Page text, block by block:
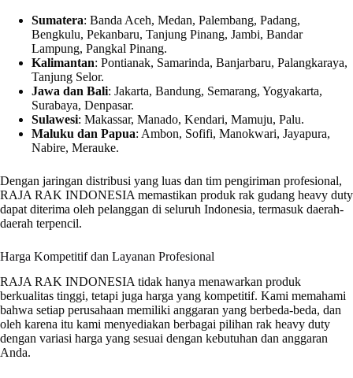
Sumatera: Banda Aceh, Medan, Palembang, Padang,
Bengkulu, Pekanbaru, Tanjung Pinang, Jambi, Bandar
Lampung, Pangkal Pinang.
Kalimantan: Pontianak, Samarinda, Banjarbaru, Palangkaraya,
Tanjung Selor.
Jawa dan Bali: Jakarta, Bandung, Semarang, Yogyakarta,
Surabaya, Denpasar.
Sulawesi: Makassar, Manado, Kendari, Mamuju, Palu.
Maluku dan Papua: Ambon, Sofifi, Manokwari, Jayapura,
Nabire, Merauke.
Dengan jaringan distribusi yang luas dan tim pengiriman profesional,
RAJA RAK INDONESIA memastikan produk rak gudang heavy duty
dapat diterima oleh pelanggan di seluruh Indonesia, termasuk daerah-
daerah terpencil.
Harga Kompetitif dan Layanan Profesional
RAJA RAK INDONESIA tidak hanya menawarkan produk
berkualitas tinggi, tetapi juga harga yang kompetitif. Kami memahami
bahwa setiap perusahaan memiliki anggaran yang berbeda-beda, dan
oleh karena itu kami menyediakan berbagai pilihan rak heavy duty
dengan variasi harga yang sesuai dengan kebutuhan dan anggaran
Anda.